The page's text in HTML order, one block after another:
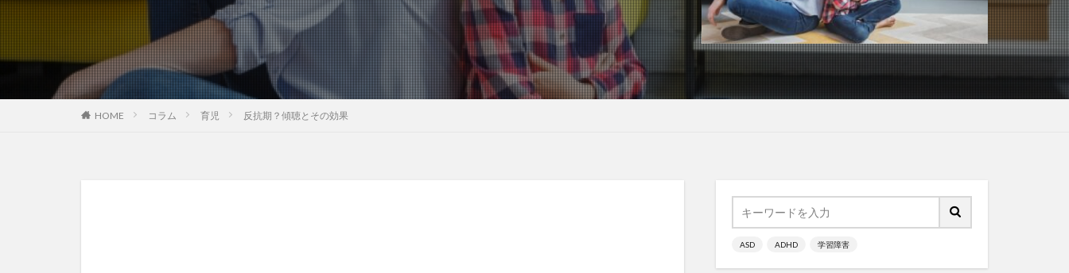
HOME コラム 育児 反抗期？傾聴とその効果
ASD ADHD 学習障害